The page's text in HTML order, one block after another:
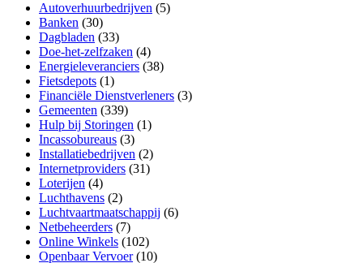
Autoverhuurbedrijven (5)
Banken (30)
Dagbladen (33)
Doe-het-zelfzaken (4)
Energieleveranciers (38)
Fietsdepots (1)
Financiële Dienstverleners (3)
Gemeenten (339)
Hulp bij Storingen (1)
Incassobureaus (3)
Installatiebedrijven (2)
Internetproviders (31)
Loterijen (4)
Luchthavens (2)
Luchtvaartmaatschappij (6)
Netbeheerders (7)
Online Winkels (102)
Openbaar Vervoer(10)